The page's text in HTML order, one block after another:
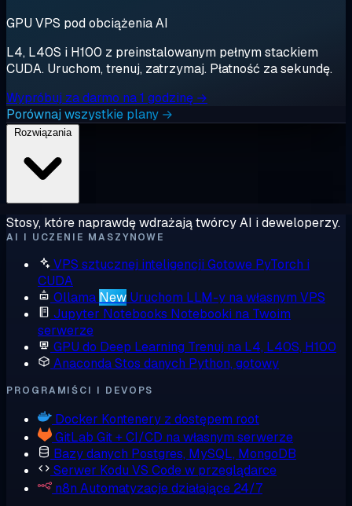
GPU VPS pod obciążenia AI
L4, L40S i H100 z preinstalowanym pełnym stackiem
CUDA. Uruchom, trenuj, zatrzymaj. Płatność za sekundę.
Wypróbuj za darmo na 1 godzinę →
Porównaj wszystkie plany →
Rozwiązania
Stosy, które naprawdę wdrażają twórcy AI i deweloperzy.
AI I UCZENIE MASZYNOWE
VPS sztucznej inteligencji Gotowe PyTorch i
CUDA
Ollama New Uruchom LLM-y na własnym VPS
Jupyter Notebooks Notebooki na Twoim
serwerze
GPU do Deep Learning Trenuj na L4, L40S, H100
AnacondaStos danych Python, gotowy
PROGRAMIŚCI I DEVOPS
Docker Kontenery z dostępem root
GitLab Git + CI/CD na własnym serwerze
Bazy danych Postgres, MySQL, MongoDB
Serwer Kodu VS Code w przeglądarce
n8n Automatyzacje działające 24/7